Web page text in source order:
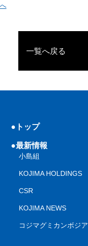
へ
一覧へ戻る
●トップ
●最新情報
小島組
KOJIMA HOLDINGS
CSR
KOJIMA NEWS
コジマグミカンボジア